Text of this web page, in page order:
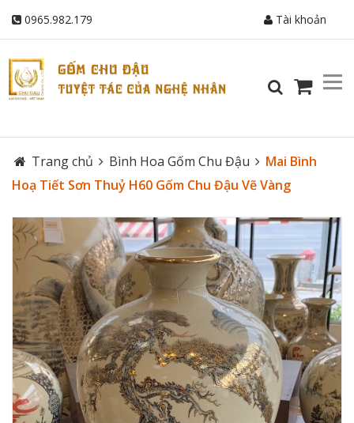
0965.982.179 Tài khoản
Trang chủ Bình Hoa Gốm Chu Đậu
Mai Bình
Hoạ Tiết Sơn Thuỷ H60 Gốm Chu Đậu Vẽ Vàng